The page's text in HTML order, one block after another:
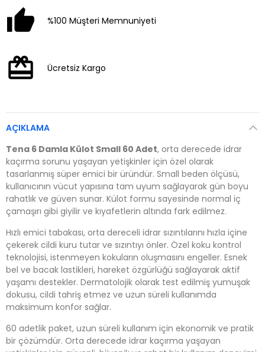
%100 Müşteri Memnuniyeti
Ücretsiz Kargo
AÇIKLAMA
Tena 6 Damla Külot Small 60 Adet, orta derecede idrar
kaçırma sorunu yaşayan yetişkinler için özel olarak
tasarlanmış süper emici bir üründür. Small beden ölçüsü,
kullanıcının vücut yapısına tam uyum sağlayarak gün boyu
rahatlık ve güven sunar. Külot formu sayesinde normal iç
çamaşırı gibi giyilir ve kıyafetlerin altında fark edilmez.
Hızlı emici tabakası, orta dereceli idrar sızıntılarını hızla içine
çekerek cildi kuru tutar ve sızıntıyı önler. Özel koku kontrol
teknolojisi, istenmeyen kokuların oluşmasını engeller. Esnek
bel ve bacak lastikleri, hareket özgürlüğü sağlayarak aktif
yaşamı destekler. Dermatolojik olarak test edilmiş yumuşak
dokusu, cildi tahriş etmez ve uzun süreli kullanımda
maksimum konfor sağlar.
60 adetlik paket, uzun süreli kullanım için ekonomik ve pratik
bir çözümdür. Orta derecede idrar kaçırma yaşayan